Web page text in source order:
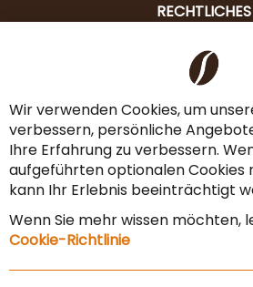
RECHTLICHES
Liefer- &
AGB &
Vertrag widerrufen
Impressum
Datenschutz &
Wir verwenden Cookies, um
verbessern, persönliche
Ihre Erfahrung zu verbessern.
aufgeführten optionalen Cookies
kann Ihr Erlebnis beeinträchtigt
Wenn Sie mehr wissen möchten,
Cookie-Richtlinie